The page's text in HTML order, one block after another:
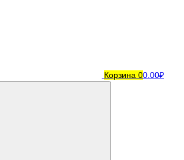
Корзина 00.00₽